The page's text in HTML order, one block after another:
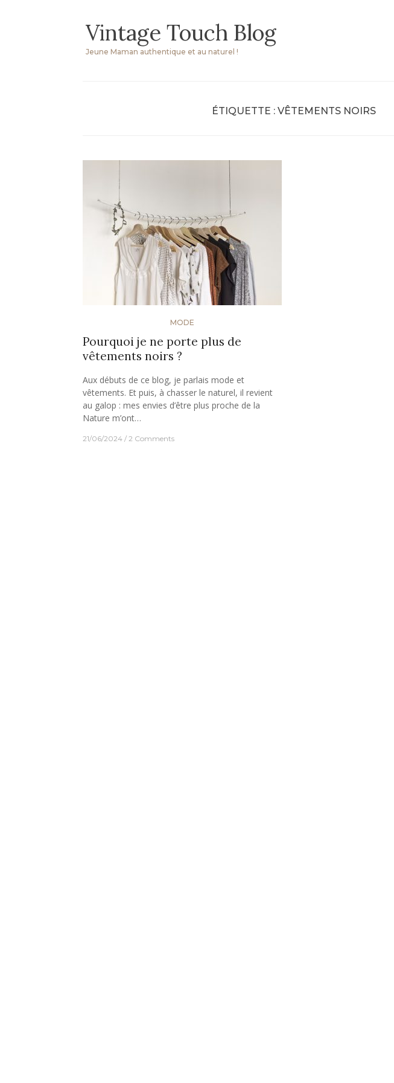
contentVintage Touch Blog
Jeune Maman authentique et au naturel !
ÉTIQUETTE : VÊTEMENTS NOIRS
MODE
Pourquoi je ne porte plus de
vêtements noirs ?
Aux débuts de ce blog, je parlais mode et
vêtements. Et puis, à chasser le naturel, il revient
au galop : mes envies d’être plus proche de la
Nature m’ont…
21/06/2024 2 Comments